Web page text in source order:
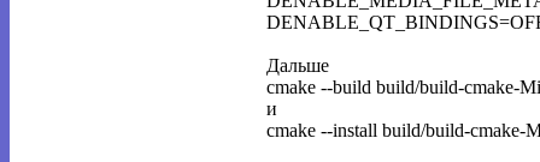
Дальше
cmake --build build/build-cmake-
и
cmake --install build/build-cmake-